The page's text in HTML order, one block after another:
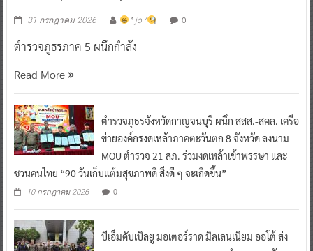
31 กรกฎาคม 2026 ^ jo ^ 0
ตำรวจภูธรภาค 5 ผนึกกำลัง
Read More
ตำรวจภูธรจังหวัดกาญจนบุรี ผนึก สสส.-สคล. เครือ
ข่ายองค์กรงดเหล้าภาคตะวันตก 8 จังหวัด ลงนาม
MOU ตำรวจ 21 สภ. ร่วมงดเหล้าเข้าพรรษา และ
ชวนคนไทย “90 วันเก็บแต้มสุขภาพดี สิ่งดี ๆ จะเกิดขึ้น”
10 กรกฎาคม 2026 0
บีเอ็มดับเบิลยู มอเตอร์ราด มิลเลนเนียม ออโต้ ส่ง